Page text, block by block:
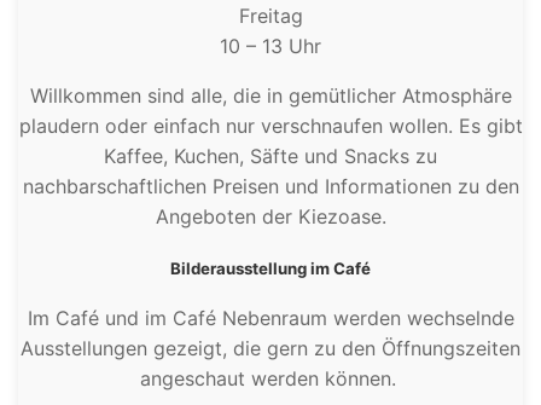
Freitag
10 – 13 Uhr
Willkommen sind alle, die in gemütlicher Atmosphäre
plaudern oder einfach nur verschnaufen wollen. Es gibt
Kaffee, Kuchen, Säfte und Snacks zu
nachbarschaftlichen Preisen und Informationen zu den
Angeboten der Kiezoase.
Bilderausstellung im Café
Im Café und im Café Nebenraum werden wechselnde
Ausstellungen gezeigt, die gern zu den Öffnungszeiten
angeschaut werden können.